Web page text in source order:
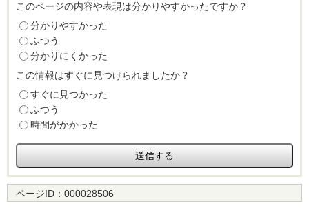
このページの内容や表現は分かりやすかったですか？
分かりやすかった
ふつう
分かりにくかった
この情報はすぐに見つけられましたか？
すぐに見つかった
ふつう
時間がかかった
ページID： 000028506